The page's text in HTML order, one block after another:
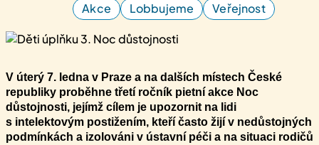
Akce Lobbujeme Veřejnost
V úterý 7. ledna v Praze a na dalších místech České
republiky proběhne třetí ročník pietní akce Noc
důstojnosti, jejímž cílem je upozornit na lidi
s intelektovým postižením, kteří často žijí v nedůstojných
podmínkách a izolováni v ústavní péči a na situaci rodičů